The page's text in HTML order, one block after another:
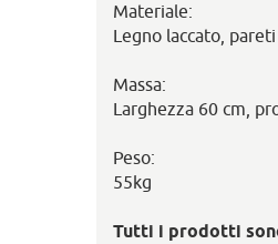
Materiale:
Legno laccato,
Massa:
Larghezza 60 cm,
Peso:
55kg
Tutti i prodotti